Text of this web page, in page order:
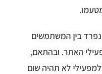
בין המשתמשים
האתר. ובהתאם,
לא תהיה שום